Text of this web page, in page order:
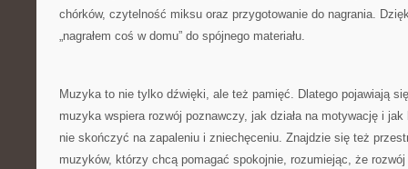
chórków, czytelność miksu oraz przygotowanie do nagrania.
„nagrałem coś w domu” do spójnego materiału.
Muzyka to nie tylko dźwięki, ale też pamięć. Dlatego pojawiają
muzyka wspiera rozwój poznawczy, jak działa na motywację i
nie skończyć na zapaleniu i zniechęceniu. Znajdzie się też
muzyków, którzy chcą pomagać spokojnie, rozumiejąc, że